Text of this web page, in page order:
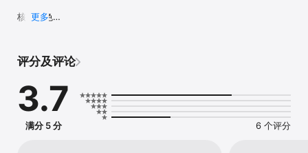
核心特色
• 歷史脈絡與引申義
用法精析
• 釋義分層、語色與語體
• 常見誤用與易混成語辨析
• 近反義詞對照
• 歷代典籍書證
更多
评分及评论
3.7
满分 5 分 6 个评分